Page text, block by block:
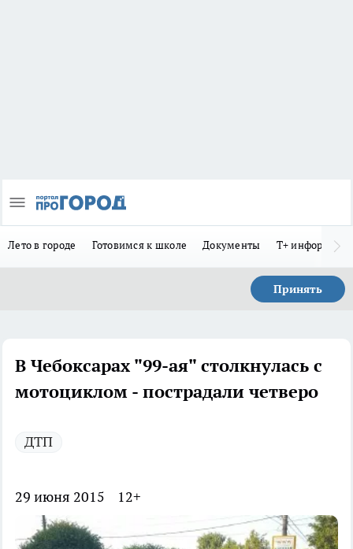
Лето в городе Готовимся к школе Документы Т+
Принять
В Чебоксарах "99-ая" столкнулась с
мотоциклом - пострадали четверо
ДТП
29 июня 2015 12+